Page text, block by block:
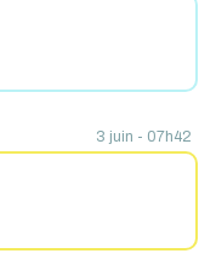
3 juin - 07h42